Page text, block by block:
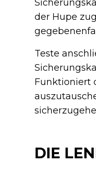
der Hupe
Teste
Funktioniert
DIE